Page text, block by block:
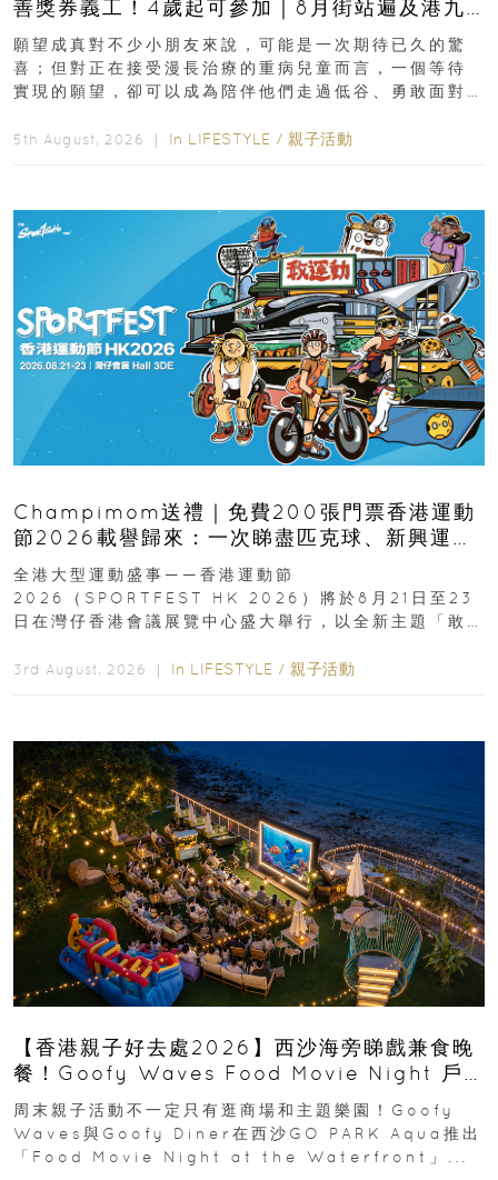
善獎券義工！4歲起可參加｜8月街站遍及港九
新界
願望成真對不少小朋友來說，可能是一次期待已久的驚
喜；但對正在接受漫長治療的重病兒童而言，一個等待
實現的願望，卻可以成為陪伴他們走過低谷、勇敢面對
5th August, 2026 ｜ In LIFESTYLE / 親子活動
Champimom送禮｜免費200張門票香港運動
節2026載譽歸來：一次睇盡匹克球、新興運
動、街舞比賽＋逾百運動品牌展覽
全港大型運動盛事——香港運動節
2026（SPORTFEST HK 2026）將於8月21日至23
日在灣仔香港會議展覽中心盛大舉行，以全新主題「敢
3rd August, 2026 ｜ In LIFESTYLE / 親子活動
【香港親子好去處2026】西沙海旁睇戲兼食晚
餐！Goofy Waves Food Movie Night 戶
外影院逢週末登場
周末親子活動不一定只有逛商場和主題樂園！Goofy
Waves與Goofy Diner在西沙GO PARK Aqua推出
「Food Movie Night at the Waterfront」...